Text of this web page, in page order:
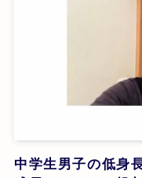
中学生男子の低身